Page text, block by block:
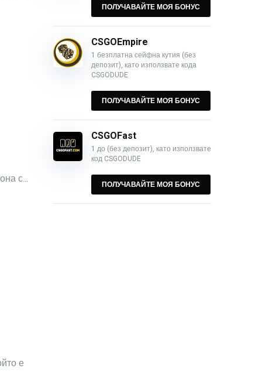
с...
е
ПОЛУЧАВАЙТЕ МОЯ БОНУС
CSGOEmpire
1 безплатна сейфна кутия (без
депозит), като използвате кода
CSGODUDE
ПОЛУЧАВАЙТЕ МОЯ БОНУС
CSGOFast
1 до (без депозит), като използвате
код CSGODUDE
ПОЛУЧАВАЙТЕ МОЯ БОНУС